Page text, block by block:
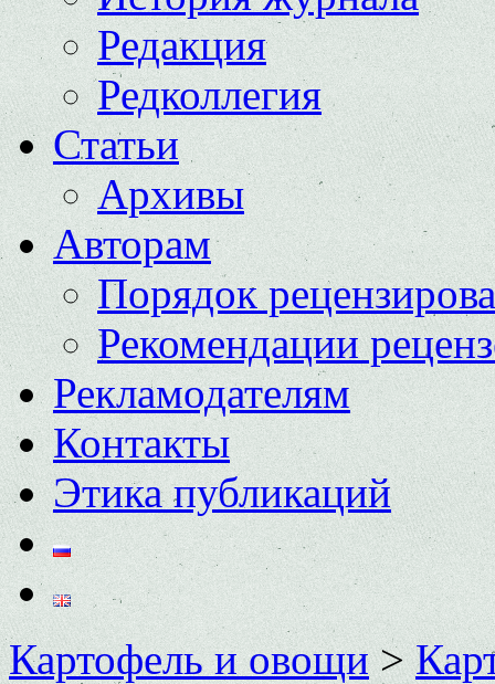
Редакция
Редколлегия
Статьи
Архивы
Авторам
Порядок
Рекомендации
Рекламодателям
Контакты
Этика публикаций
Картофель и овощи>